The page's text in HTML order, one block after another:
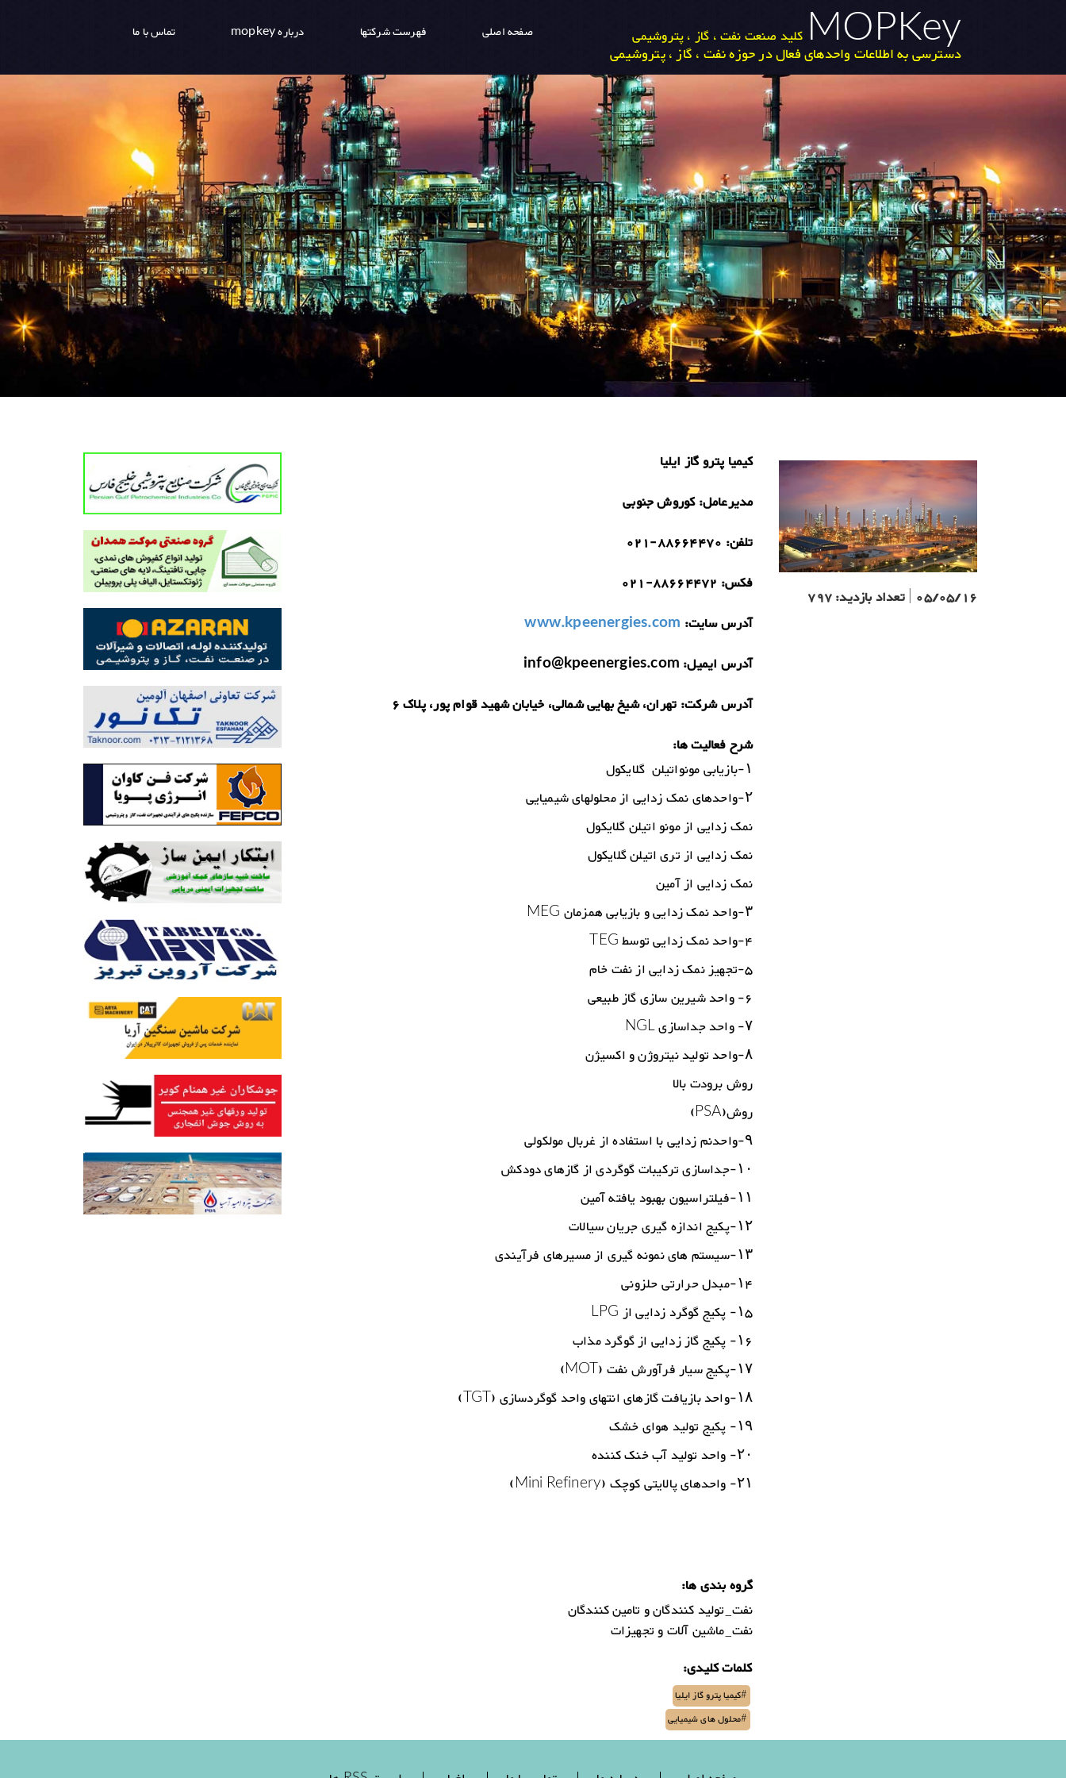
MOPKey کلید صنعت نفت ، گاز ، پتروشیمی
دسترسی به اطلاعات واحدهای فعال در حوزه نفت ، گاز ، پتروشیمی
صفحه اصلی فهرست شرکتها درباره mopkey تماس با ما
05/05/16
|تعداد بازدید:797
کیمیا پترو گاز ایلیا
مدیرعامل:کوروش جنوبی
تلفن: 021-88664470
فکس: 021-88664472
آدرس سایت: www.kpeenergies.com
آدرس ایمیل: info@kpeenergies.com
آدرس شرکت: تهران، شیخ بهایی شمالی، خیابان شهید قوام پور، پلاک 6
شرح فعالیت ها:
۱-بازیابی مونواتیلن گلایکول
۲-واحدهای نمک زدایی از محلولهای شیمیایی
نمک زدایی از مونو اتیلن گلایکول
نمک زدایی از تری اتیلن گلایکول
نمک زدایی از آمین
۳-واحد نمک زدایی و بازیابی همزمان MEG
۴-واحد نمک زدایی توسط TEG
۵-تجهیز نمک زدایی از نفت خام
۶- واحد شیرین سازی گاز طبیعی
۷- واحد جداسازی NGL
۸-واحد تولید نیتروژن و اکسیژن
روش برودت بالا
روش(PSA)
۹-واحدنم زدایی با استفاده از غربال مولکولی
۱۰-جداسازی ترکیبات گوگردی از گازهای دودکش
۱۱-فیلتراسیون بهبود یافته آمین
۱۲-پکیج اندازه گیری جریان سیالات
۱۳-سیستم های نمونه گیری از مسیرهای فرآیندی
۱۴-مبدل حرارتی حلزونی
۱۵- پکیج گوگرد زدایی از LPG
۱۶- پکیج گاز زدایی از گوگرد مذاب
۱۷-پکیج سیار فرآورش نفت (MOT)
۱۸-واحد بازیافت گازهای انتهای واحد گوگردسازی (TGT)
۱۹- پکیج تولید هوای خشک
۲۰- واحد تولید آب خنک کننده
۲۱- واحدهای پالایتی کوچک (Mini Refinery)
گروه بندی ها:
نفت_تولید کنندگان و تامین کنندگان
نفت_ماشین آلات و تجهیزات
کلمات کلیدی:
#کیمیا پترو گاز ایلیا
#محلول های شیمیایی